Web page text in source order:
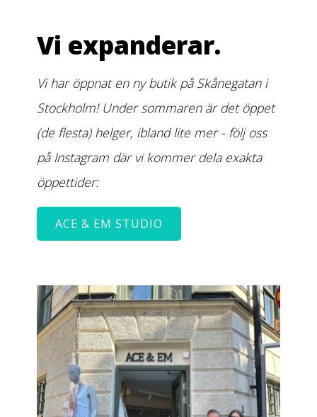
Vi expanderar.
Vi har öppnat en ny butik på Skånegatan i
Stockholm! Under sommaren är det öppet
(de flesta) helger, ibland lite mer - följ oss
på Instagram där vi kommer dela exakta
öppettider:
ACE & EM STUDIO